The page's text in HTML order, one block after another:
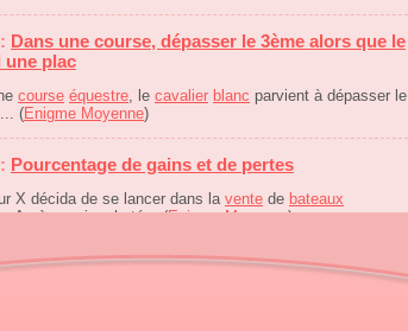
Dans une course, dépasser le 3ème alors que le
une plac
course équestre, le cavalier blanc parvient à dépasser le
(Enigme Moyenne)
Pourcentage de gains et de pertes
X décida de se lancer dans lavente de bateaux
. Après avoir acheté... (Enigme Moyenne)
:On me suit, on m'écoute, on me prend